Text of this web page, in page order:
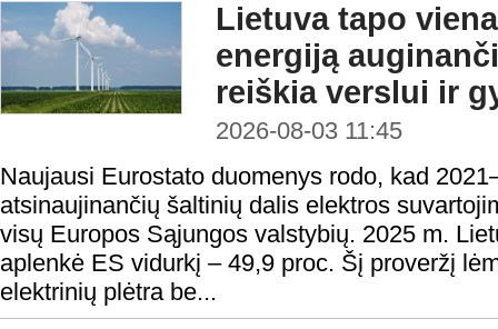
Lietuva tapo
energiją
reiškia verslui ir
2026-08-03 11:45
Naujausi Eurostato duomenys rodo, kad
atsinaujinančių šaltinių dalis elektros
visų Europos Sąjungos valstybių. 2025 m.
aplenkė ES vidurkį – 49,9 proc. Šį proveržį
elektrinių plėtra be...